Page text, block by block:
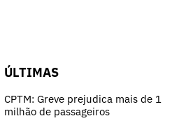
ÚLTIMAS
CPTM: Greve prejudica mais de 1
milhão de passageiros